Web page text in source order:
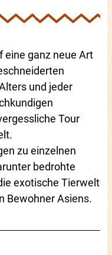
eine ganz neue Art
und jeder
Tour
zu einzelnen
bedrohte
exotische Tierwelt
Bewohner Asiens.